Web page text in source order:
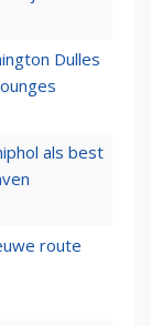
Dulles
als best
route